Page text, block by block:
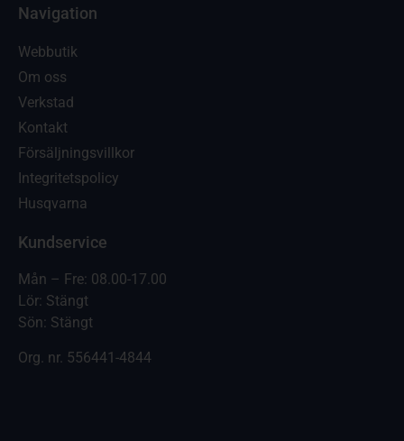
Navigation
Webbutik
Om oss
Verkstad
Kontakt
Försäljningsvillkor
Integritetspolicy
Husqvarna
Kundservice
Mån – Fre: 08.00-17.00
Lör: Stängt
Sön: Stängt
Org. nr. 556441-4844